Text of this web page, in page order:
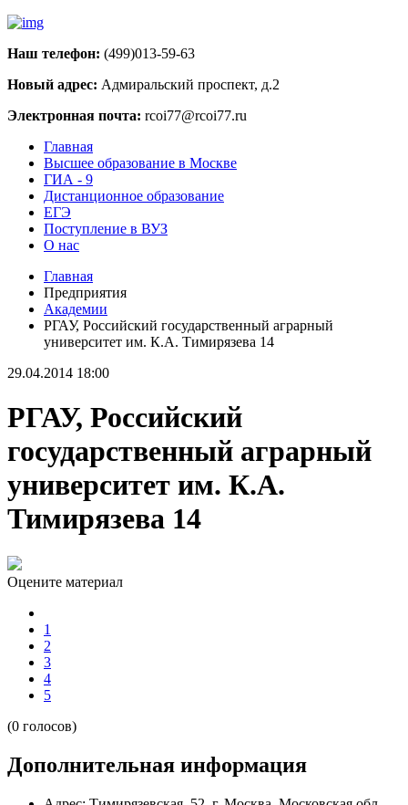
Наш телефон: (499)013-59-63
Новый адрес: Адмиральский проспект, д.2
Электронная почта: rcoi77@rcoi77.ru
Главная
Высшее образование в Москве
ГИА - 9
Дистанционное образование
ЕГЭ
Поступление в ВУЗ
О нас
Главная
Предприятия
Академии
РГАУ, Российский государственный аграрный
университет им. К.А. Тимирязева 14
29.04.2014 18:00
РГАУ, Российский
государственный аграрный
университет им. К.А.
Тимирязева 14
Оцените материал
1
2
3
4
5
(0 голосов)
Дополнительная информация